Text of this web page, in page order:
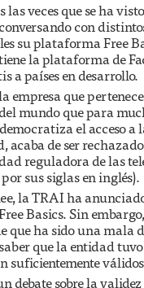
las veces que se ha
con
su plataforma Free
la plataforma de
a países en desarrollo.
empresa que
mundo que para
el acceso
acaba de ser
reguladora de las
sus siglas en inglés).
la TRAI ha
Basics. Sin
que ha sido una mala
que la entidad
suficientemente
debate sobre la